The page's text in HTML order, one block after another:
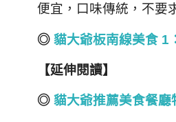
便宜，口味傳統， 不要
◎ 貓大爺板南線美食 1
【延伸閱讀】
◎ 貓大爺推薦美食餐廳